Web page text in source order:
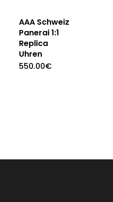
AAA Schweiz
Panerai 1:1
Replica
Uhren
550.00€